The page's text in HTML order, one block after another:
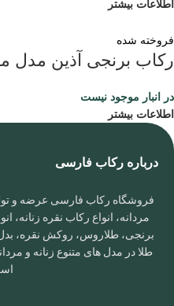
اطلاعات بیشتر
فروخته شده
رکاب برنجی آذین مدل
در انبار موجود نیست
اطلاعات بیشتر
درباره رکاب فارسی
فروشگاه رکاب فارسی عرضه و
مردانه، انواع رکاب نقره زنانه،
برنجی، طلاروس، روکش نقره،
طلا در مدل های متنوع زنانه و